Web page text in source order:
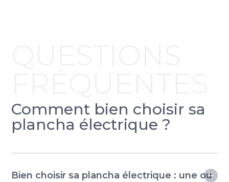
Comment bien choisir sa
plancha électrique ?
Bien choisir sa plancha électrique : une ou